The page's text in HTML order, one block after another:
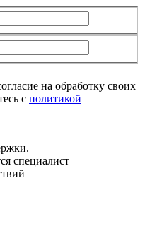
на обработку своих
с политикой
специалист